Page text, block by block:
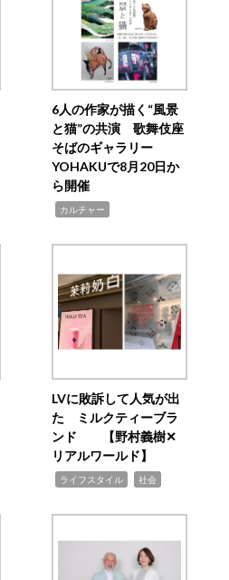
6人の作家が描く“風景
と猫”の共演 歌舞伎座
そばのギャラリー
YOHAKUで8月20日か
ら開催
カルチャー
LVに敗訴して人気が出
た ミルクティーブラ
ンド 【野村義樹✕
リアルワールド】
ライフスタイル 社会